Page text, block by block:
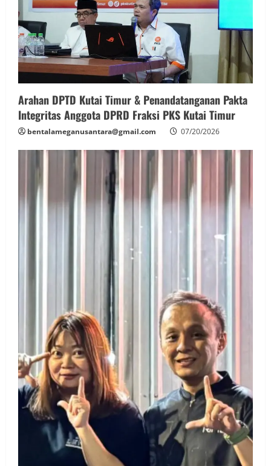
Arahan DPTD Kutai Timur & Penandatanganan Pakta
Integritas Anggota DPRD Fraksi PKS Kutai Timur
bentalameganusantara@gmail.com 07/20/2026